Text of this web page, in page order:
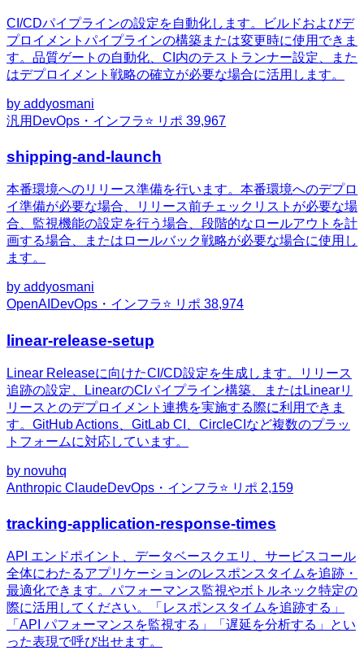
CI/CDパイプラインの設定を自動化します。ビルドおよびデ
プロイメントパイプラインの構築または変更時に使用できま
す。品質ゲートの自動化、CI内のテストランナー設定、また
はデプロイメント戦略の確立が必要な場合に活用します。
by addyosmani
汎用 DevOps・インフラ⭐ リポ 39,967
shipping-and-launch
本番環境へのリリース準備を行います。本番環境へのデプロ
イ準備が必要な場合、リリース前チェックリストが必要な場
合、監視機能の設定を行う場合、段階的なロールアウトを計
画する場合、またはロールバック戦略が必要な場合に使用し
ます。
by addyosmani
OpenAI DevOps・インフラ⭐ リポ 38,974
linear-release-setup
Linear Releaseに向けたCI/CD設定を生成します。リリース
追跡の設定、LinearのCIパイプライン構築、またはLinearリ
リースとのデプロイメント連携を実施する際に利用できま
す。GitHub Actions、GitLab CI、CircleCIなど複数のプラッ
トフォームに対応しています。
by novuhq
Anthropic ClaudeDevOps・インフラ⭐ リポ 2,159
tracking-application-response-times
API エンドポイント、データベースクエリ、サービスコール
全体にわたるアプリケーションのレスポンスタイムを追跡・
最適化できます。パフォーマンス監視やボトルネック特定の
際に活用してください。「レスポンスタイムを追跡する」
「API パフォーマンスを監視する」「遅延を分析する」とい
った表現で呼び出せます。